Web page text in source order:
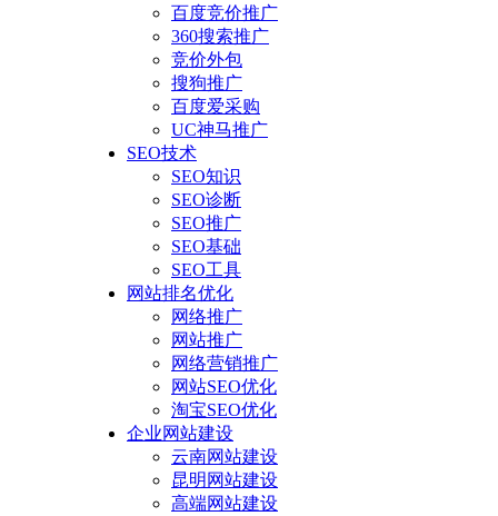
百度竞价推广
360搜索推广
竞价外包
搜狗推广
百度爱采购
UC神马推广
SEO技术
SEO知识
SEO诊断
SEO推广
SEO基础
SEO工具
网站排名优化
网络推广
网站推广
网络营销推广
网站SEO优化
淘宝SEO优化
企业网站建设
云南网站建设
昆明网站建设
高端网站建设